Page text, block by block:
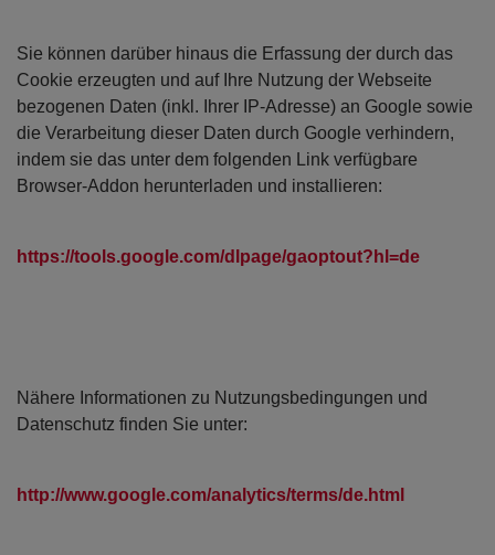
Sie können darüber hinaus die Erfassung der durch das
Cookie erzeugten und auf Ihre Nutzung der Webseite
bezogenen Daten (inkl. Ihrer IP-Adresse) an Google sowie
die Verarbeitung dieser Daten durch Google verhindern,
indem sie das unter dem folgenden Link verfügbare
Browser-Addon herunterladen und installieren:
https://tools.google.com/dlpage/gaoptout?hl=de
Nähere Informationen zu Nutzungsbedingungen und
Datenschutz finden Sie unter:
http://www.google.com/analytics/terms/de.html